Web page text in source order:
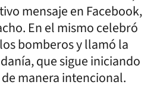
mensaje en Facebook,
En el mismo celebró
bomberos y llamó la
que sigue iniciando
manera intencional.